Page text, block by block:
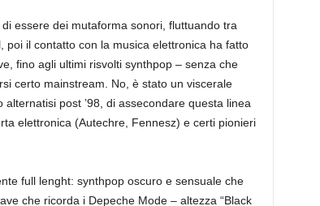
essere dei mutaforma sonori, fluttuando tra
il contatto con la musica elettronica ha fatto
fino agli ultimi risvolti synthpop – senza che
certo mainstream. No, è stato un viscerale
post ’98, di assecondare questa linea
elettronica (Autechre, Fennesz) e certi pionieri
full lenght: synthpop oscuro e sensuale che
che ricorda i Depeche Mode – altezza “Black